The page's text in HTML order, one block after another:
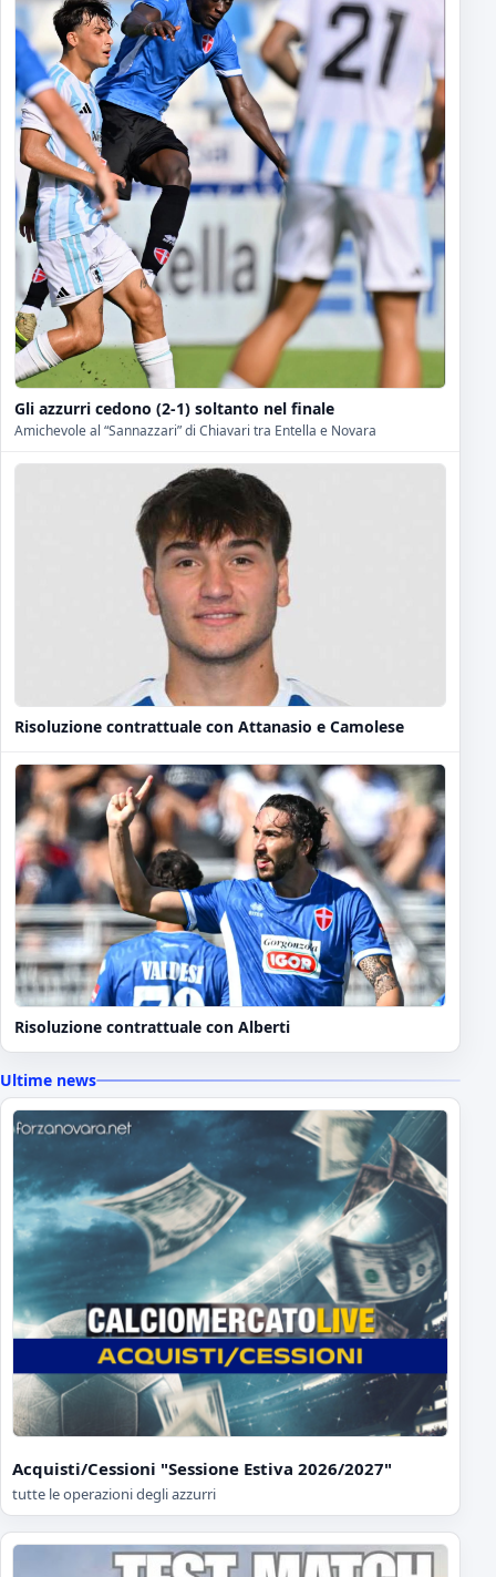
Gli azzurri cedono (2-1) soltanto nel finale
Amichevole al “Sannazzari” di Chiavari tra Entella e Novara
Risoluzione contrattuale con Attanasio e Camolese
Risoluzione contrattuale con Alberti
Ultime news
Acquisti/Cessioni "Sessione Estiva 2026/2027"
tutte le operazioni degli azzurri